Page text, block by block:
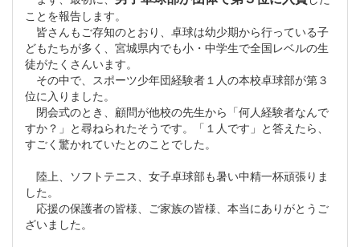
ことを報告します。
皆さんもご存知のとおり、卓球は幼少期から行っている子
どもたちが多く、宮城県内でも小・中学生で全国レベルの生
徒がたくさんいます。
その中で、スポーツ少年団経験者１人の本校卓球部が第３
位に入りました。
閉会式のとき、顧問が他校の先生から「何人経験者なんで
すか？」と尋ねられたそうです。「１人です」と答えたら、
すごく驚かれていたとのことでした。
陸上、ソフトテニス、女子卓球部も暑い中精一杯頑張りま
した。
応援の保護者の皆様、ご家族の皆様、本当にありがとうご
ざいました。